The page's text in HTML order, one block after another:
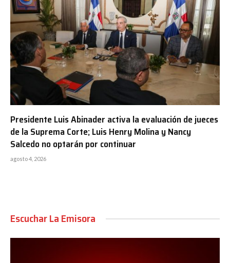
Presidente Luis Abinader activa la evaluación de jueces
de la Suprema Corte; Luis Henry Molina y Nancy
Salcedo no optarán por continuar
agosto 4, 2026
Escuchar La Emisora